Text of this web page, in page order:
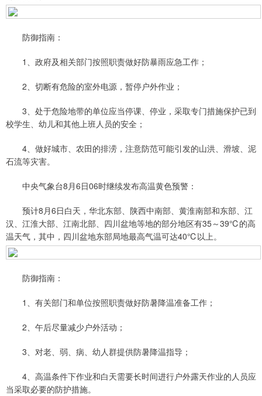
防御指南：
1、政府及相关部门按照职责做好防暴雨应急工作；
2、切断有危险的室外电源，暂停户外作业；
3、处于危险地带的单位应当停课、停业，采取专门措施保护已到
校学生、幼儿和其他上班人员的安全；
4、做好城市、农田的排涝，注意防范可能引发的山洪、滑坡、泥
石流等灾害。
中央气象台8月6日06时继续发布高温黄色预警：
预计8月6日白天，华北东部、陕西中南部、黄淮南部和东部、江
汉、江淮大部、江南北部、四川盆地等地的部分地区有35～39℃的高
温天气，其中，四川盆地东部局地最高气温可达40℃以上。
防御指南：
1、有关部门和单位按照职责做好防暑降温准备工作；
2、午后尽量减少户外活动；
3、对老、弱、病、幼人群提供防暑降温指导；
4、高温条件下作业和白天需要长时间进行户外露天作业的人员应
当采取必要的防护措施。